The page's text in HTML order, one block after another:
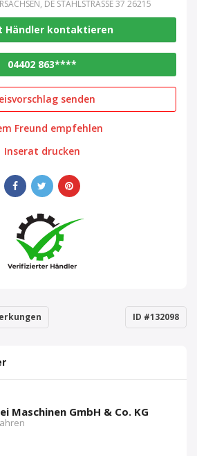
DE STAHLSTRASSE 37 26215
Händler kontaktieren
04402 863****
senden
Freund empfehlen
Inserat drucken
ID #132098
Maschinen GmbH & Co. KG